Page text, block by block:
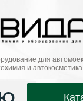
для автомоек
и автокосметика